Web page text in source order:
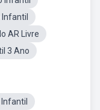
AR Livre
3 Ano